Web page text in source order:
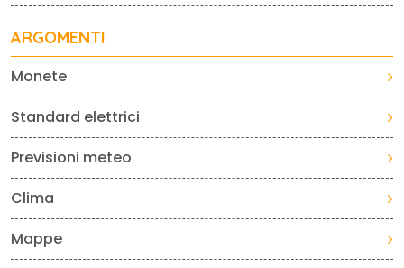
ARGOMENTI
Monete
Standard elettrici
Previsioni meteo
Clima
Mappe